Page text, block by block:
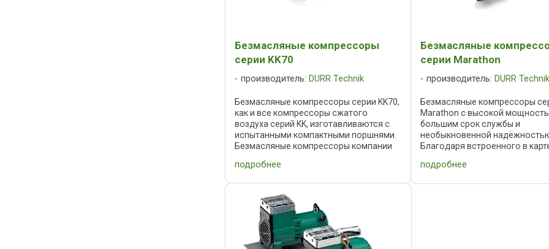
Безмасляные компрессоры
серии KK70
производитель:DURR Technik
Безмасляные компрессоры серии KK70,
как и все компрессоры сжатого
воздуха серий KK, изготавливаются с
испытанными компактными поршнями.
Безмасляные компрессоры компании
шума. Все конструктивные элементы, с
подробнее
Безмасляные
серии Marathon
производитель:DURR
Безмасляные компрессоры
Marathon с высокой
большим срок службы и
необыкновенной
Благодаря встроенного в
интенсивное принудительное
подробнее